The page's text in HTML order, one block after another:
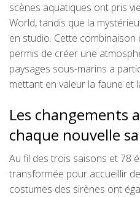
scènes aquatiques ont pris
World, tandis que la
en studio. Cette
permis de créer une
paysages sous-marins a
mettant en valeur la faune et
Les changements
chaque nouvelle
Au fil des trois saisons et 78
transformée pour accueillir
costumes des sirènes ont